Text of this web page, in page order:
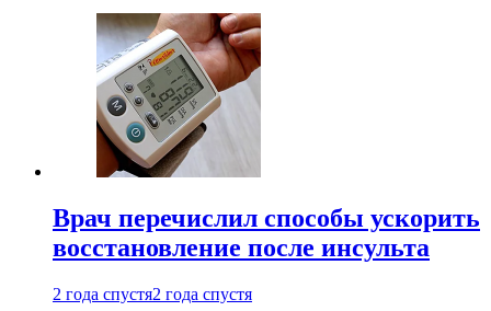
Врач перечислил способы ускорить
восстановление после инсульта
2 года спустя2 года спустя